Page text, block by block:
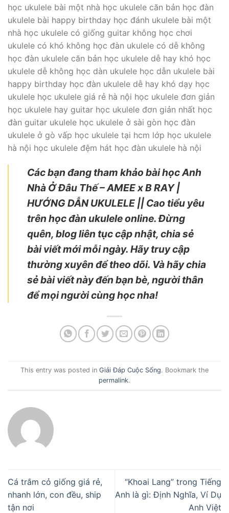
học ukulele bài một nhà học ukulele căn bản học đàn
ukulele bài happy birthday học đánh ukulele bài một
nhà học ukulele có giống guitar không học chơi
ukulele có khó không học đàn ukulele có dễ không
học đàn ukulele căn bản học ukulele dễ hay khó học
ukulele dễ không học dàn ukulele học dẫn ukulele bài
happy birthday học đàn ukulele dễ hay khó dạy học
ukulele học ukulele giá rẻ hà nội học ukulele đơn giản
học ukulele hay guitar học ukulele đơn giản nhất học
đàn guitar ukulele học ukulele ở sài gòn học đàn
ukulele ở gò vấp học ukulele tại hcm lớp học ukulele
hà nội học ukulele đệm hát học đàn ukulele hà nội
Các bạn đang tham khảo bài học Anh
Nhà Ở Đâu Thế – AMEE x B RAY |
HƯỚNG DẪN UKULELE || Cao tiểu yêu
trên học đàn ukulele online. Đừng
quên, blog liên tục cập nhật, chia sẻ
bài viết mới mỗi ngày. Hãy truy cập
thường xuyên để theo dõi. Và hãy chia
sẻ bài viết này đến bạn bè, người thân
để mọi người cùng học nha!
This entry was posted in Giải Đáp Cuộc Sống. Bookmark the
permalink.
Cá trắm cỏ giống giá rẻ,
nhanh lớn, con đều, ship
tận nơi
“Khoai Lang” trong Tiếng
Anh là gì: Định Nghĩa, Ví Dụ
Anh Việt